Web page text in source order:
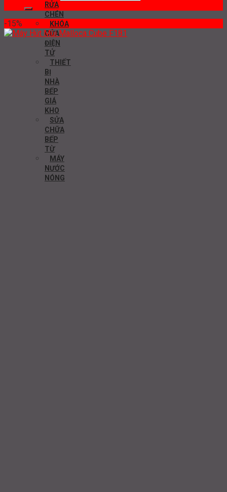
RỬA
CHÉN
KHÓA
CỬA
ĐIỆN
TỬ
THIẾT
BỊ
NHÀ
BẾP
GIÁ
KHO
SỬA
CHỮA
BẾP
TỪ
MÁY
NƯỚC
NÓNG
-15%